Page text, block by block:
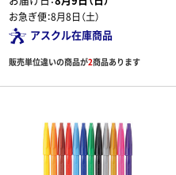
お急ぎ便：8月8日（土）
アスクル在庫商品
販売単位違いの商品が2商品あります